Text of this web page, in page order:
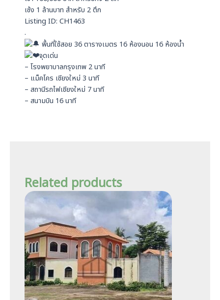
เซ้ง 1 ล้านบาท สำหรับ 2 ตึก
Listing ID: CH1463
.
พื้นที่ใช้สอย 36 ตารางเมตร 16 ห้องนอน 16 ห้องน้ำ
จุดเด่น
– โรงพยาบาลกรุงเทพ 2 นาที
– แม็คโคร เชียงใหม่ 3 นาที
– สถานีรถไฟเชียงใหม่ 7 นาที
– สนามบิน 16 นาที
Related products